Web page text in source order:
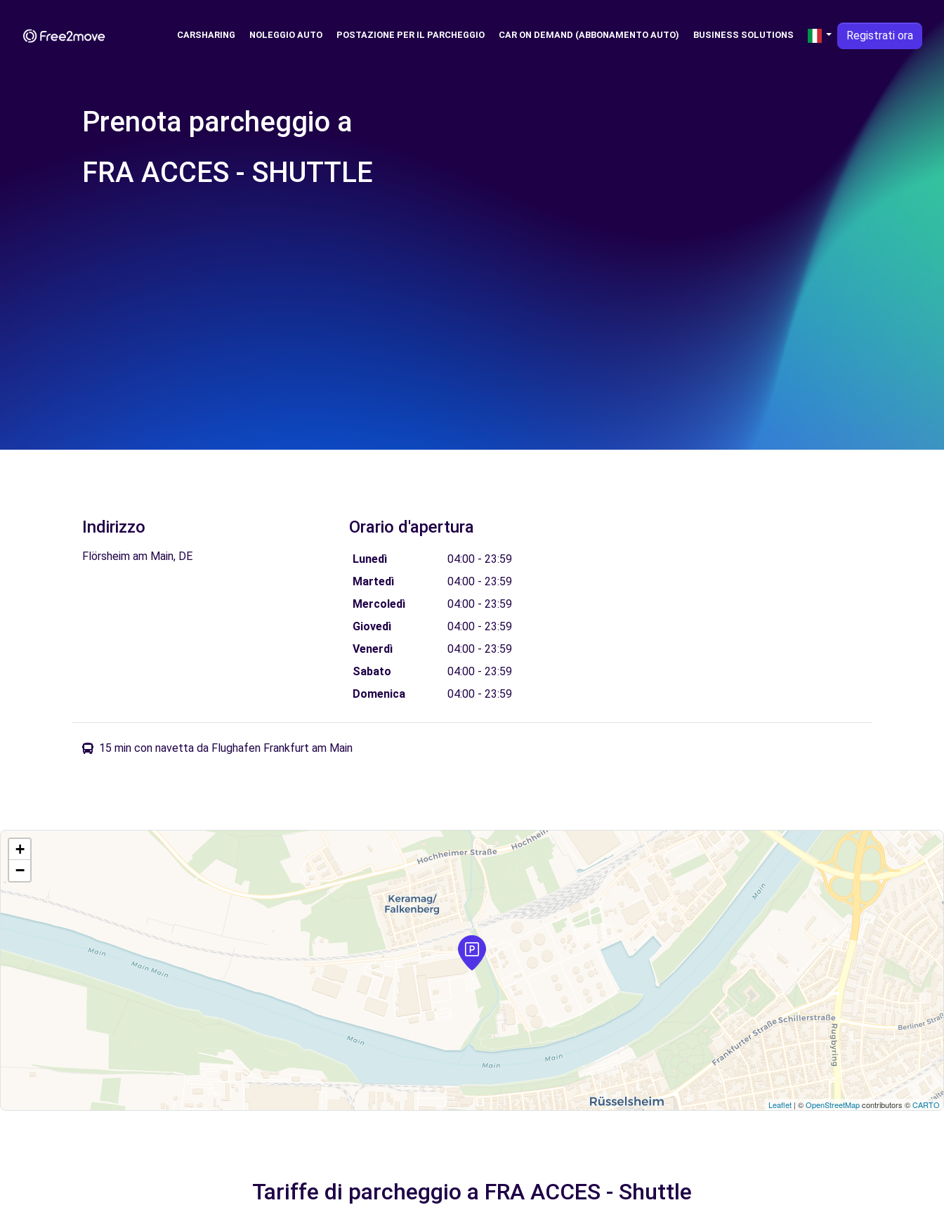
CARSHARING NOLEGGIO AUTO POSTAZIONE PER IL PARCHEGGIO CAR ON DEMAND (ABBONAMENTO AUTO) BUSINESS SOLUTIONS Registrati ora
Prenota parcheggio a
FRA ACCES - SHUTTLE
Indirizzo
Flörsheim am Main, DE
Orario d'apertura
Lunedì
04:00 - 23:59
Martedì
04:00 - 23:59
Mercoledì
04:00 - 23:59
Giovedì
04:00 - 23:59
Venerdì
04:00 - 23:59
Sabato
04:00 - 23:59
Domenica
04:00 - 23:59
15 min con navetta da Flughafen Frankfurt am Main
+
−
Leaflet | ©OpenStreetMapcontributors ©CARTO
Tariffe di parcheggio a FRA ACCES - Shuttle